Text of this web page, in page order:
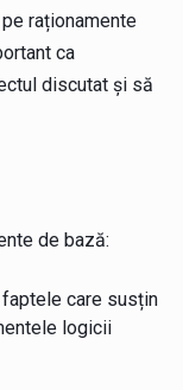
raționamente
ca
discutat și să
de bază:
care susțin
logicii